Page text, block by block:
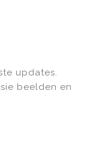
updates.
beelden en